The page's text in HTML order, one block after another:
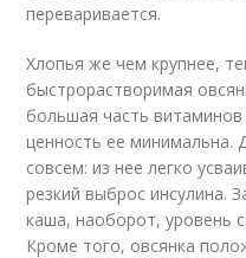
переваривается.
Хлопья же чем крупнее,
быстрорастворимая
большая часть
ценность ее минимальна.
совсем: из нее легко
резкий выброс инсулина.
каша, наоборот, уровень
Кроме того, овсянка